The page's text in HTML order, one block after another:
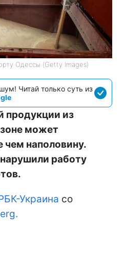
Одессы (Getty Images)
Читай только суть из
продукции из
может
чем наполовину.
работу
Украина со